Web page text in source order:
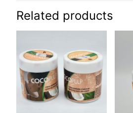
Gommage Maximum
Éclaircissant &
Your email address will not be
marked
Your rating*
Related products